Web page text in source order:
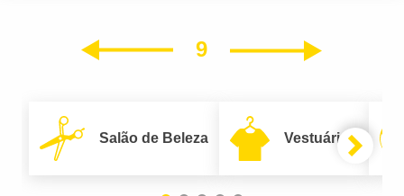
9
Salão de Beleza Vestuário